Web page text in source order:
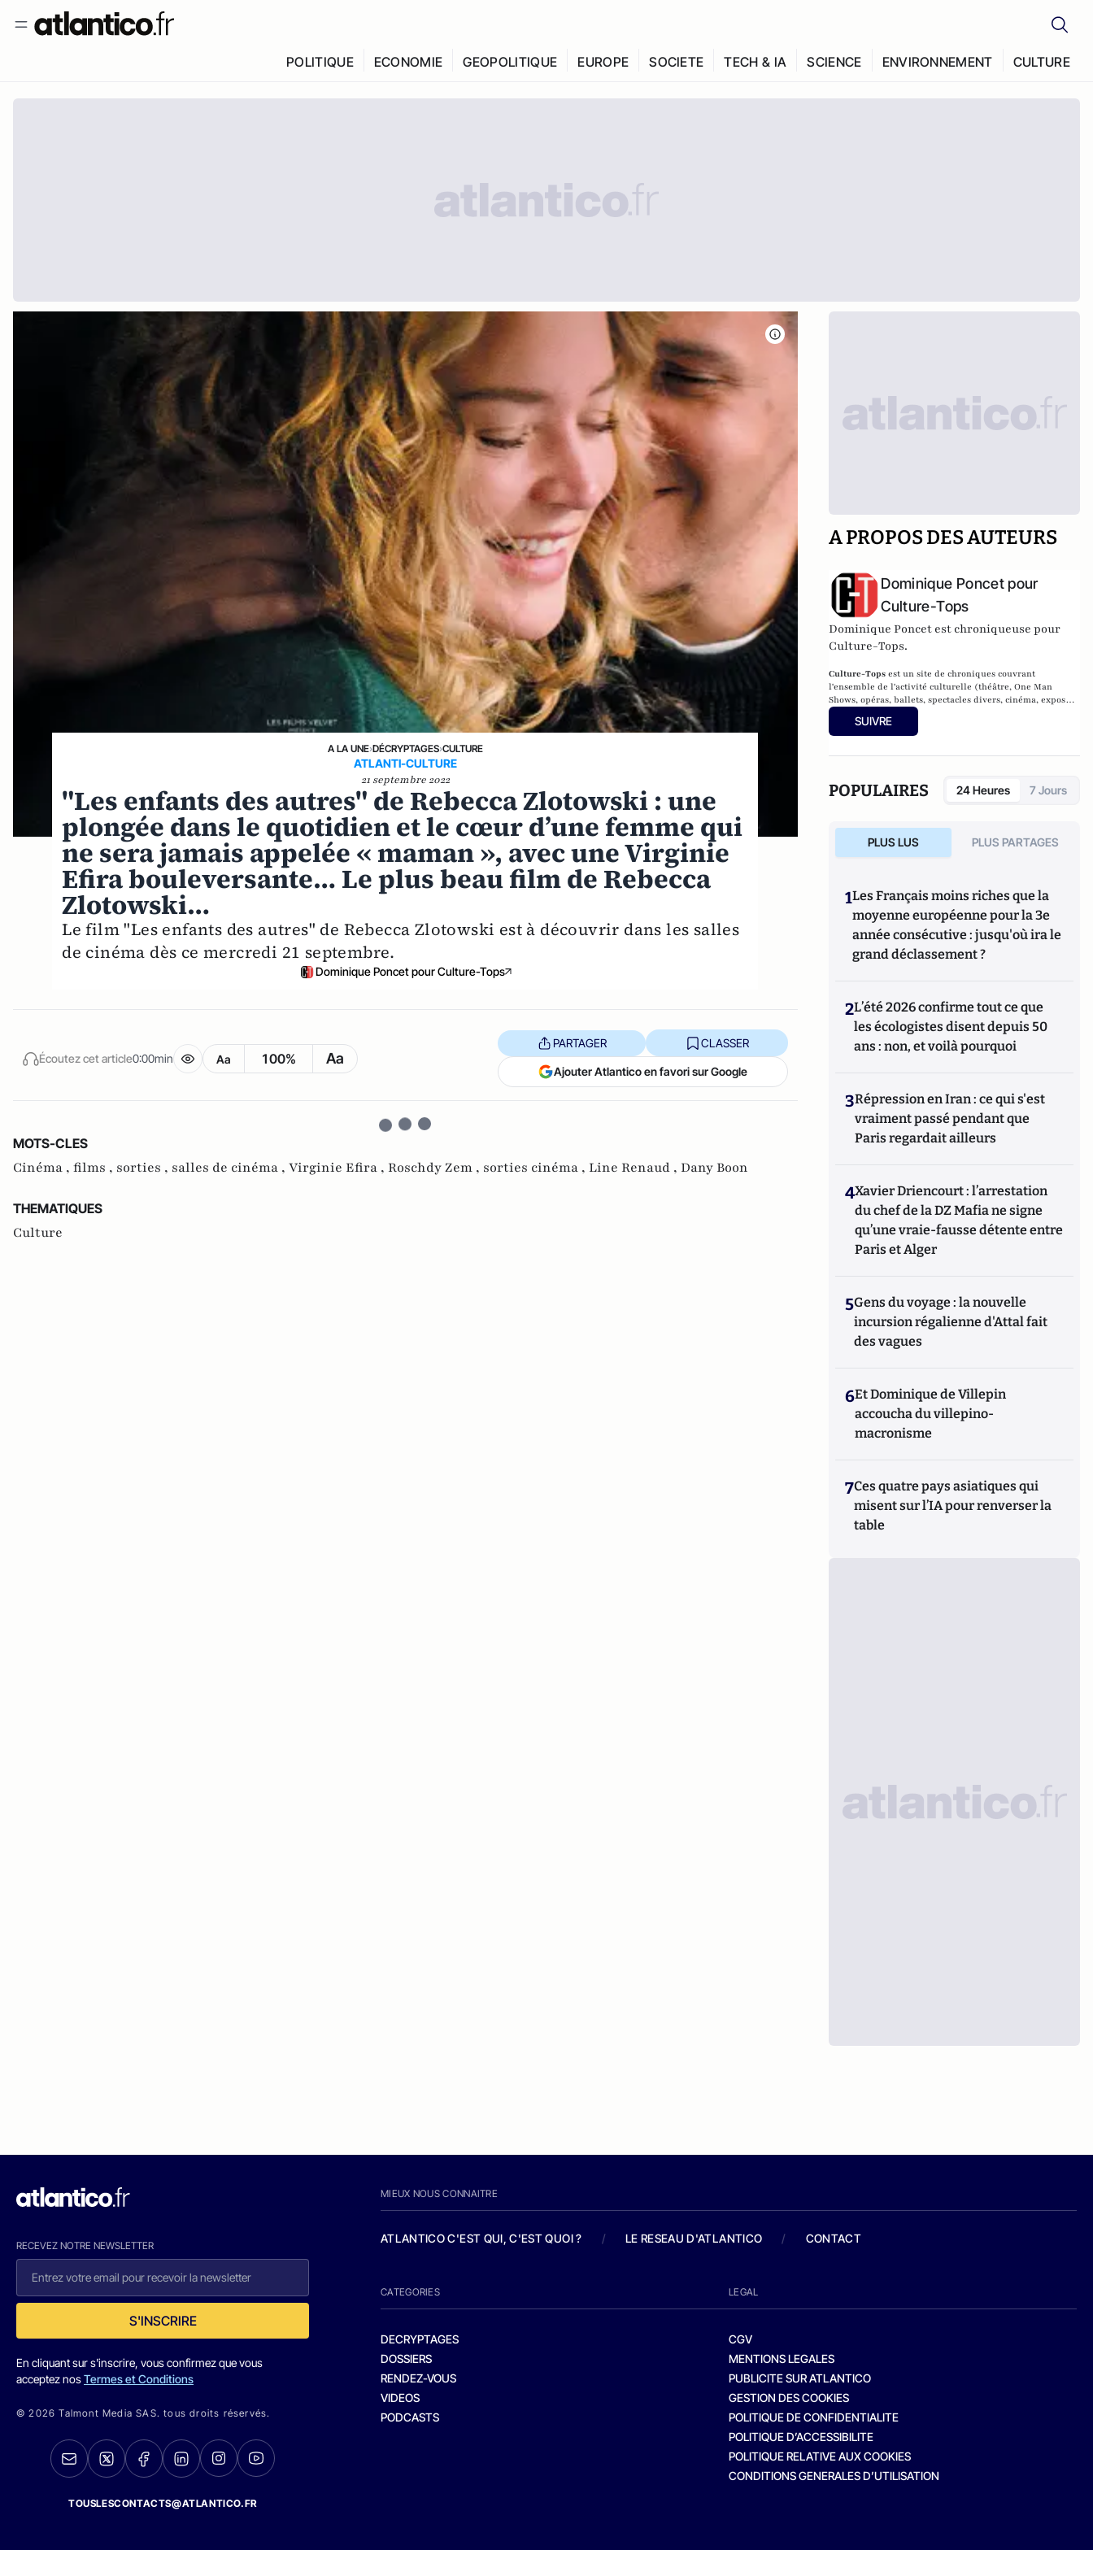
POLITIQUE ECONOMIE GEOPOLITIQUE EUROPE SOCIETE TECH & IA SCIENCE ENVIRONNEMENT CULTURE
A LA UNE›DÉCRYPTAGES›CULTURE
ATLANTI-CULTURE
21 septembre 2022
"Les enfants des autres" de Rebecca Zlotowski : une
plongée dans le quotidien et le cœur d’une femme qui
ne sera jamais appelée « maman », avec une Virginie
Efira bouleversante… Le plus beau film de Rebecca
Zlotowski…
Le film "Les enfants des autres" de Rebecca Zlotowski est à découvrir dans les salles
de cinéma dès ce mercredi 21 septembre.
Dominique Poncet pour Culture-Tops
Écoutez cet article0:00min Aa 100% Aa
PARTAGER CLASSER
Ajouter Atlantico en favori sur Google
MOTS-CLES
Cinéma , films , sorties , salles de cinéma , Virginie Efira , Roschdy Zem , sorties cinéma , Line Renaud , Dany Boon
THEMATIQUES
Culture
A PROPOS DES AUTEURS
Dominique Poncet pour
Culture-Tops
Dominique Poncet est chroniqueuse pour
Culture-Tops.
Culture-Tops est un site de chroniques couvrant
l'ensemble de l'activité culturelle (théâtre, One Man
Shows, opéras, ballets, spectacles divers, cinéma, expos,
livres, etc.).
SUIVRE
POPULAIRES 24 Heures 7 Jours
PLUS LUS PLUS PARTAGES
1Les Français moins riches que la
moyenne européenne pour la 3e
année consécutive : jusqu'où ira le
grand déclassement ?
2L’été 2026 confirme tout ce que
les écologistes disent depuis 50
ans : non, et voilà pourquoi
3Répression en Iran : ce qui s'est
vraiment passé pendant que
Paris regardait ailleurs
4Xavier Driencourt : l’arrestation
du chef de la DZ Mafia ne signe
qu’une vraie-fausse détente entre
Paris et Alger
5Gens du voyage : la nouvelle
incursion régalienne d'Attal fait
des vagues
6Et Dominique de Villepin
accoucha du villepino-
macronisme
7Ces quatre pays asiatiques qui
misent sur l’IA pour renverser la
table
RECEVEZ NOTRE NEWSLETTER
S'INSCRIRE
En cliquant sur s'inscrire, vous confirmez que vous
acceptez nosTermes et Conditions
© 2026 Talmont Media SAS. tous droits réservés.
TOUSLESCONTACTS@ATLANTICO.FR
MIEUX NOUS CONNAITRE
ATLANTICO C'EST QUI, C'EST QUOI ? / LE RESEAU D'ATLANTICO / CONTACT
CATEGORIES
DECRYPTAGES
DOSSIERS
RENDEZ-VOUS
VIDEOS
PODCASTS
LEGAL
CGV
MENTIONS LEGALES
PUBLICITE SUR ATLANTICO
GESTION DES COOKIES
POLITIQUE DE CONFIDENTIALITE
POLITIQUE D’ACCESSIBILITE
POLITIQUE RELATIVE AUX COOKIES
CONDITIONS GENERALES D’UTILISATION